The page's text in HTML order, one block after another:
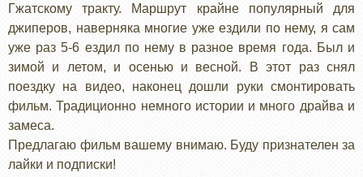
Гжатскому тракту. Маршрут крайне популярный для
джиперов, наверняка многие уже ездили по нему, я сам
уже раз 5-6 ездил по нему в разное время года. Был и
зимой и летом, и осенью и весной. В этот раз снял
поездку на видео, наконец дошли руки смонтировать
фильм. Традиционно немного истории и много драйва и
замеса.
Предлагаю фильм вашему внимаю. Буду признателен за
лайки и подписки!